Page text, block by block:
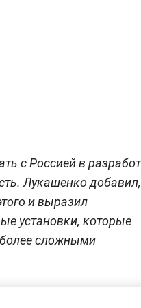
с Россией в
Лукашенко добавил,
и выразил
установки, которые
сложными